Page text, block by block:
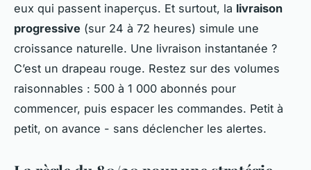
eux qui passent inaperçus. Et surtout, la livraison
progressive (sur 24 à 72 heures) simule une
croissance naturelle. Une livraison instantanée ?
C’est un drapeau rouge. Restez sur des volumes
raisonnables : 500 à 1 000 abonnés pour
commencer, puis espacer les commandes. Petit à
petit, on avance - sans déclencher les alertes.